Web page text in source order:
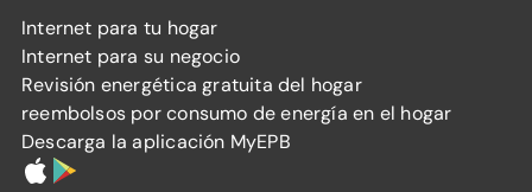
Internet para tu hogar
Internet para su negocio
Revisión energética gratuita del hogar
reembolsos por consumo de energía en el hogar
Descarga la aplicación MyEPB